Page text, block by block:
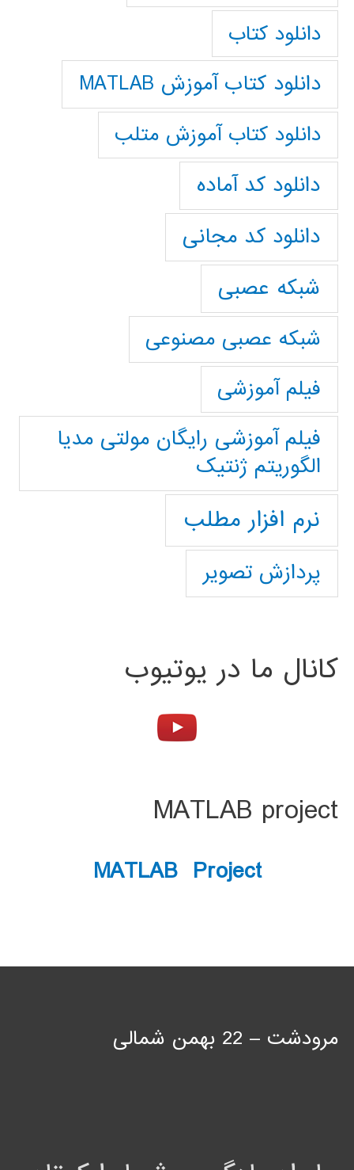
دانلود کتاب
دانلود کتاب آموزش MATLAB
دانلود کتاب آموزش متلب
دانلود کد آماده
دانلود کد مجانی
شبکه عصبی
شبکه عصبی مصنوعی
فیلم آموزشی
فیلم آموزشی رایگان مولتی مدیا
الگوریتم ژنتیک
نرم افزار مطلب
پردازش تصویر
کانال ما در یوتیوب
MATLAB project
MATLAB Project
مرودشت – 22 بهمن شمالی